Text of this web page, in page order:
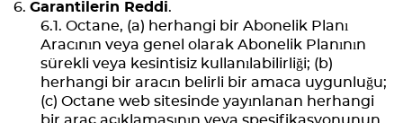
Garantilerin Reddi.
Octane, (a) herhangi bir Abonelik Planı
Aracının veya genel olarak Abonelik Planının
sürekli veya kesintisiz kullanılabilirliği; (b)
herhangi bir aracın belirli bir amaca uygunluğu;
(c) Octane web sitesinde yayınlanan herhangi